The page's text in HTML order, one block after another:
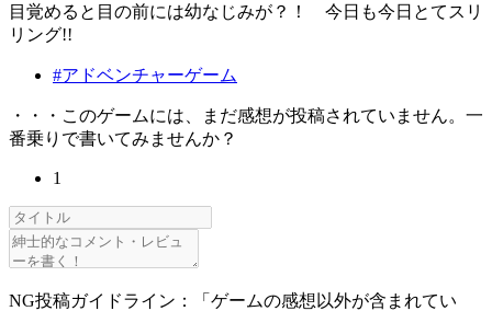
目覚めると目の前には幼なじみが？！ 今日も今日とてスリ
リング!!
#アドベンチャーゲーム
・・・このゲームには、まだ感想が投稿されていません。一
番乗りで書いてみませんか？
1
NG投稿ガイドライン：「ゲームの感想以外が含まれてい